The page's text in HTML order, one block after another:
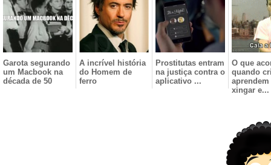
Garota segurando
um Macbook na
década de 50
A incrível história
do Homem de
ferro
Prostitutas entram
na justiça contra o
aplicativo ...
O que
quando
aprendem
xingar e...